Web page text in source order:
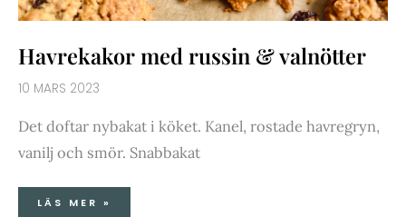
Havrekakor med russin & valnötter
10 MARS 2023
Det doftar nybakat i köket. Kanel, rostade havregryn,
vanilj och smör. Snabbakat
LÄS MER »